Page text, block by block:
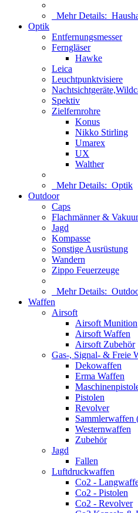
Mehr Details:
Optik
Entfernungsmesser
Ferngläser
Hawke
Leica
Leuchtpunktvisiere
Spektiv
Zielfernrohre
Konus
Nikko Stirling
Umarex
UX
Walther
Mehr Details: Optik
Outdoor
Caps
Flachmänner &
Jagd
Kompasse
Sonstige Ausrüstung
Wandern
Zippo Feuerzeuge
Mehr Details:
Waffen
Airsoft
Airsoft Munition
Airsoft Waffen
Airsoft Zubehör
Gas-, Signal- & Freie
Dekowaffen
Erma Waffen
Pistolen
Revolver
Sammlerwaffen
Westernwaffen
Zubehör
Jagd
Fallen
Luftdruckwaffen
Co2 -
Co2 - Pistolen
Co2 - Revolver